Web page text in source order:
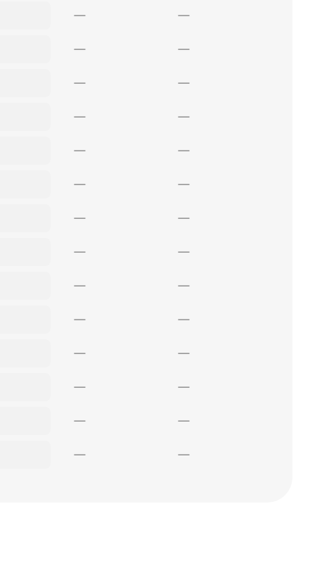
— —
— —
— —
— —
— —
— —
— —
— —
— —
— —
— —
— —
— —
— —